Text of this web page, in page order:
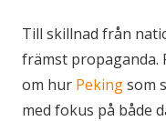
Till skillnad från
främst propaganda.
om hur Pekingsom
med fokus på både